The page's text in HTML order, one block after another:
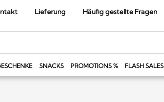
Lieferung Häufig gestellte Fragen
SNACKS PROMOTIONS % FLASH SALES